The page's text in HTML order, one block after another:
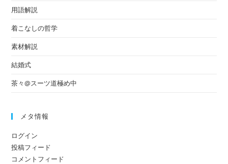
用語解説
着こなしの哲学
素材解説
結婚式
茶々@スーツ道極め中
メタ情報
ログイン
投稿フィード
コメントフィード